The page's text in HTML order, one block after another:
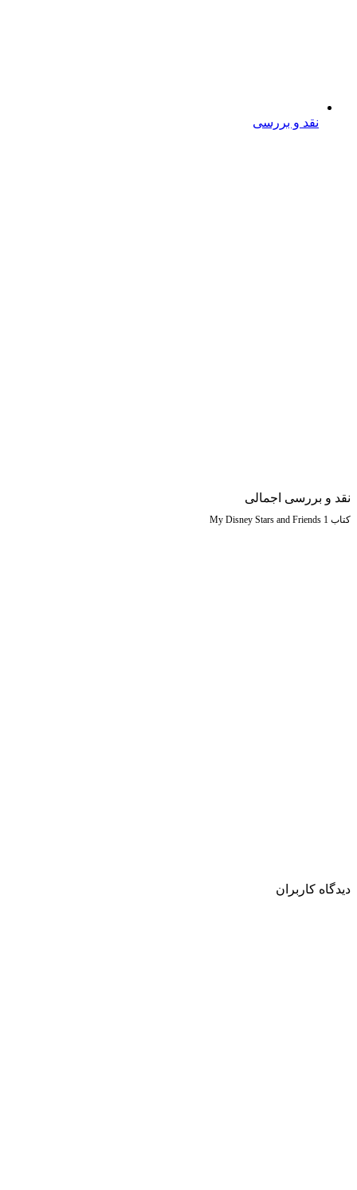
نقد و بررسی
نقد و بررسی اجمالی
کتاب My Disney Stars and Friends 1
دیدگاه کاربران